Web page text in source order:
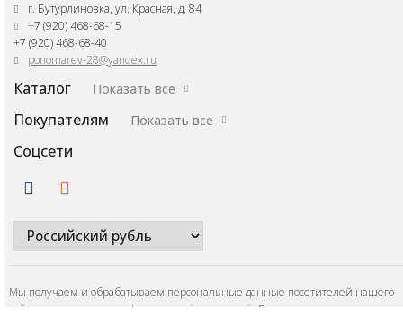
г. Бутурлиновка, ул. Красная, д. 84
+7 (920) 468-68-15
+7 (920) 468-68-40
ponomarev-28@yandex.ru
Каталог Показать все
Покупателям Показать все
Соцсети
Мы получаем и обрабатываем персональные данные посетителей нашего
сайта в соответствии с
официальной политикой . Если вы не даете согласия